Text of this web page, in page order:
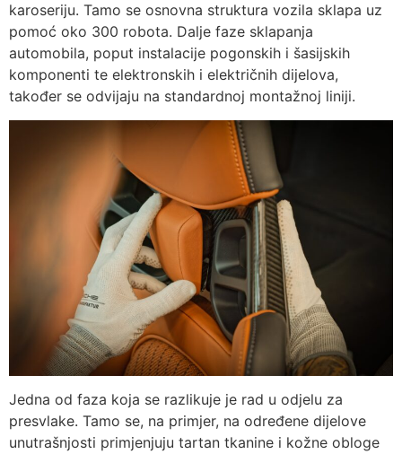
karoseriju. Tamo se osnovna struktura vozila sklapa uz
pomoć oko 300 robota. Dalje faze sklapanja
automobila, poput instalacije pogonskih i šasijskih
komponenti te elektronskih i električnih dijelova,
također se odvijaju na standardnoj montažnoj liniji.
Jedna od faza koja se razlikuje je rad u odjelu za
presvlake. Tamo se, na primjer, na određene dijelove
unutrašnjosti primjenjuju tartan tkanine i kožne obloge